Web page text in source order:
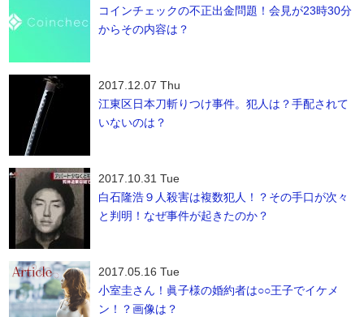
コインチェックの不正出金問題！会見が23時30分
からその内容は？
2017.12.07 Thu
江東区日本刀斬りつけ事件。犯人は？手配されて
いないのは？
2017.10.31 Tue
白石隆浩９人殺害は複数犯人！？その手口が次々
と判明！なぜ事件が起きたのか？
2017.05.16 Tue
小室圭さん！眞子様の婚約者は○○王子でイケメ
ン！？画像は？